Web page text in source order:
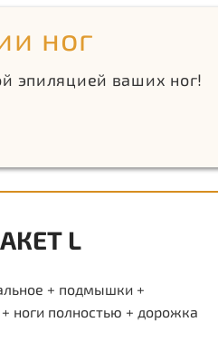
ног
эпиляцией ваших ног!
L
+ подмышки +
ноги полностью + дорожка